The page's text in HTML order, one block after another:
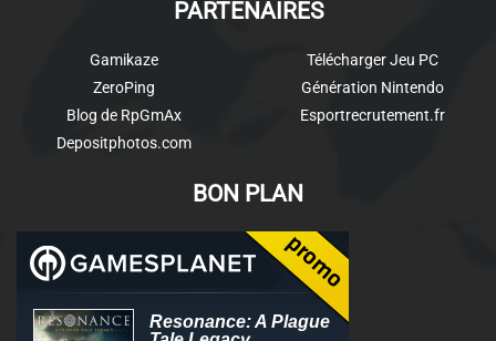
PARTENAIRES
Gamikaze
ZeroPing
Blog de RpGmAx
Depositphotos.com
Télécharger Jeu PC
Génération Nintendo
Esportrecrutement.fr
BON PLAN